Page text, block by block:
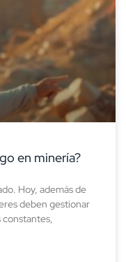
en minería?
Hoy, además de
deben gestionar